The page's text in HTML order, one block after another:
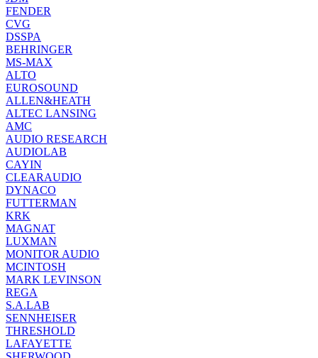
FENDER
CVG
DSSPA
BEHRINGER
MS-MAX
ALTO
EUROSOUND
ALLEN&HEATH
ALTEC LANSING
AMC
AUDIO RESEARCH
AUDIOLAB
CAYIN
CLEARAUDIO
DYNACO
FUTTERMAN
KRK
MAGNAT
LUXMAN
MONITOR AUDIO
MCINTOSH
MARK LEVINSON
REGA
S.A.LAB
SENNHEISER
THRESHOLD
LAFAYETTE